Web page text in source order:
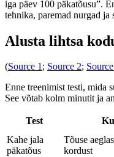
iga päev 100 päkatõusu”.
tehnika, paremad nurgad ja
Alusta lihtsa
(Source 1; Source 2;
Enne treenimist testi, mida
See võtab kolm minutit ja
Test
Kahe jala
päkatõus
Tõuse
kordust